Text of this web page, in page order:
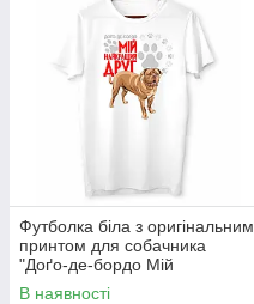
Футболка біла з оригінальним
принтом для собачника
"Доґо-де-бордо Мій
найкращий друг" Push IT
В наявності